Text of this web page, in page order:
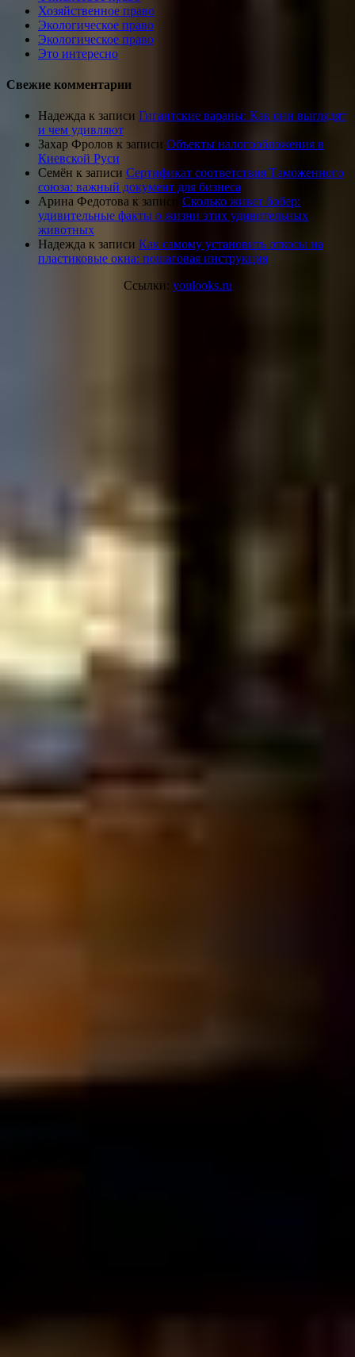
Хозяйственное право
Экологическое право
Экологическое право
Это интересно
Свежие комментарии
Надежда к записи Гигантские вараны: Как они выглядят
и чем удивляют
Захар Фролов к записи Объекты налогообложения в
Киевской Руси
Семён к записи Сертификат соответствия Таможенного
союза: важный документ для бизнеса
Арина Федотова к записи Сколько живет бобер:
удивительные факты о жизни этих удивительных
животных
Надежда к записи Как самому установить откосы на
пластиковые окна: пошаговая инструкция
Ссылки: youlooks.ru